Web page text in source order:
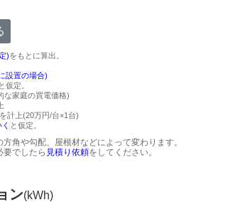
)をもとに算出。
設置の場合)
仮定。
な家庭の買電価格)
を計上(20万円/台×1台)
と仮定。
角や勾配、屋根材などによって変わります。
要でしたら 見積り依頼をしてください。
ン(kWh)